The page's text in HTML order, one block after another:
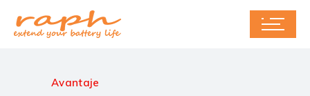
Avantaje